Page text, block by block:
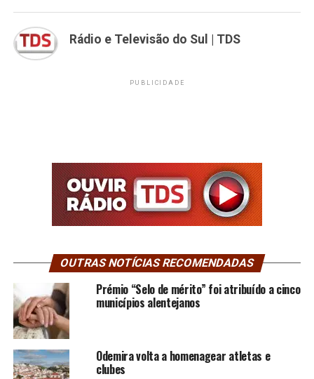
Rádio e Televisão do Sul | TDS
PUBLICIDADE
OUTRAS NOTÍCIAS RECOMENDADAS
Prémio “Selo de mérito” foi atribuído a cinco
municípios alentejanos
Odemira volta a homenagear atletas e
clubes